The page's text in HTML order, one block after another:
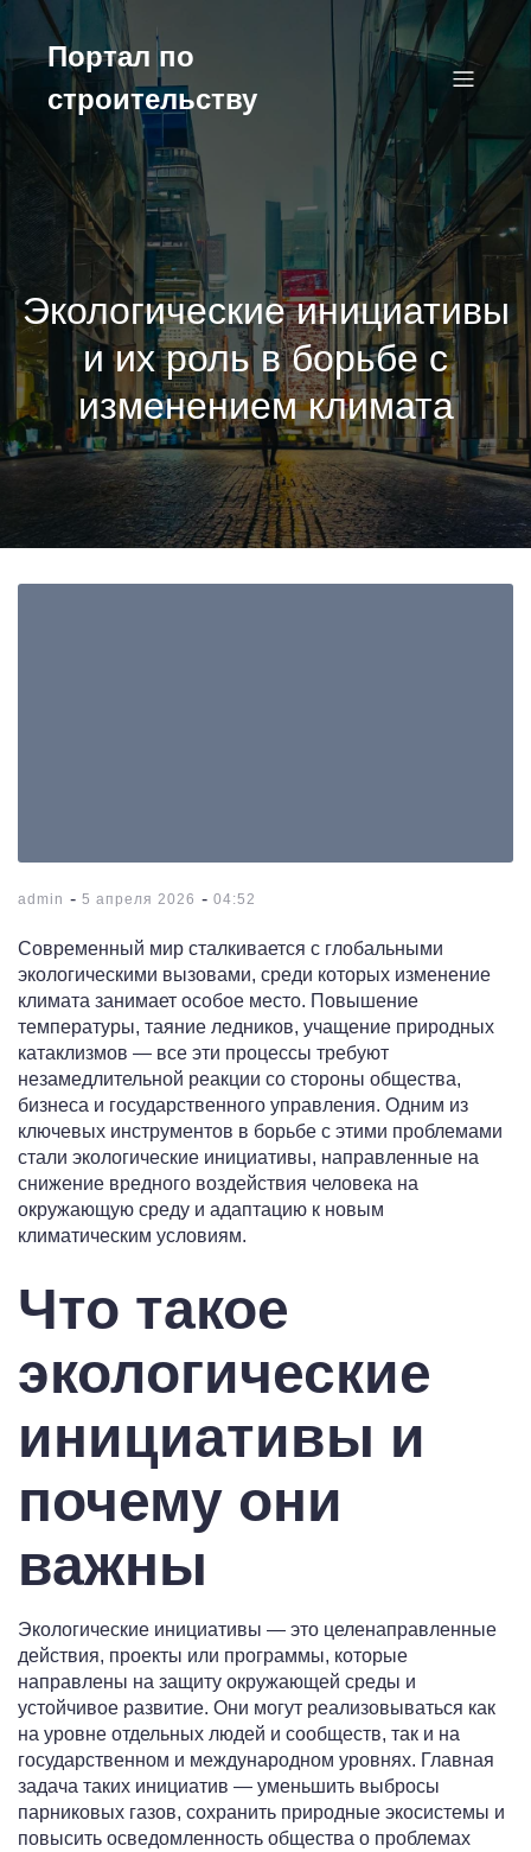
Перейти
содержимому
Портал по
строительству
Экологические инициативы
и их роль в борьбе с
изменением климата
admin - 5 апреля 2026 - 04:52
Современный мир сталкивается с глобальными
экологическими вызовами, среди которых изменение
климата занимает особое место. Повышение
температуры, таяние ледников, учащение природных
катаклизмов — все эти процессы требуют
незамедлительной реакции со стороны общества,
бизнеса и государственного управления. Одним из
ключевых инструментов в борьбе с этими проблемами
стали экологические инициативы, направленные на
снижение вредного воздействия человека на
окружающую среду и адаптацию к новым
климатическим условиям.
Что такое
экологические
инициативы и
почему они
важны
Экологические инициативы — это целенаправленные
действия, проекты или программы, которые
направлены на защиту окружающей среды и
устойчивое развитие. Они могут реализовываться как
на уровне отдельных людей и сообществ, так и на
государственном и международном уровнях. Главная
задача таких инициатив — уменьшить выбросы
парниковых газов, сохранить природные экосистемы и
повысить осведомленность общества о проблемах